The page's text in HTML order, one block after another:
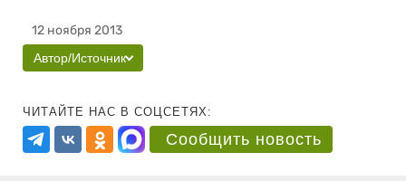
12 ноября 2013
Автор/Источник
ЧИТАЙТЕ НАС В СОЦСЕТЯХ:
Сообщить новость